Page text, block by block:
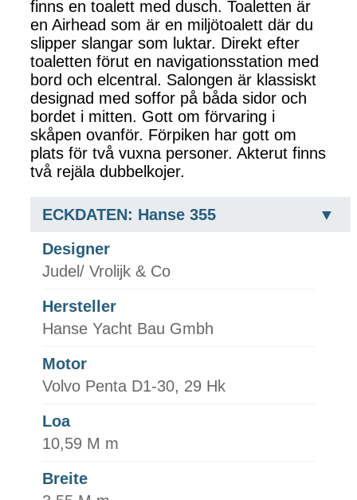
finns en toalett med dusch. Toaletten är
en Airhead som är en miljötoalett där du
slipper slangar som luktar. Direkt efter
toaletten förut en navigationsstation med
bord och elcentral. Salongen är klassiskt
designad med soffor på båda sidor och
bordet i mitten. Gott om förvaring i
skåpen ovanför. Förpiken har gott om
plats för två vuxna personer. Akterut finns
två rejäla dubbelkojer.
ECKDATEN: Hanse 355
Designer
Judel/ Vrolijk & Co
Hersteller
Hanse Yacht Bau Gmbh
Motor
Volvo Penta D1-30, 29 Hk
Loa
10,59 M m
Breite